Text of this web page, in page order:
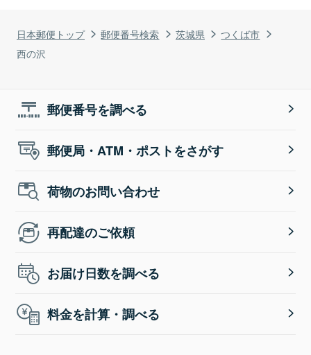
日本郵便トップ 郵便番号検索 茨城県
つくば市
西の沢
郵便番号を調べる
郵便局・ATM・ポストをさがす
荷物のお問い合わせ
再配達のご依頼
お届け日数を調べる
料金を計算・調べる